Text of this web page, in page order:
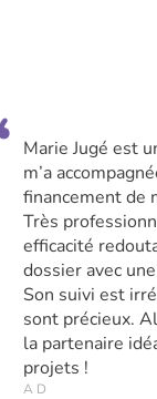
Marie Jugé est
m’a
financement de
Très
efficacité
dossier avec
Son suivi est
sont précieux.
la partenaire
projets !
A D